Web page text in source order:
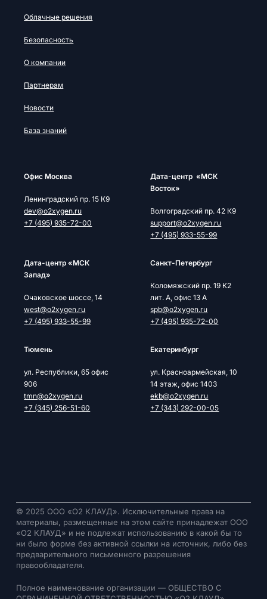
Облачные решения
Безопасность
О компании
Партнерам
Новости
База знаний
Офис Москва
Ленинградский пр. 15 К9
dev@o2xygen.ru
+7 (495) 935-72-00
Дата-центр «МСК
Восток»
Волгоградский пр. 42 К9
support@o2xygen.ru
+7 (495) 933-55-99
Дата-центр «МСК
Запад»
Очаковское шоссе, 14
west@o2xygen.ru
+7 (495) 933-55-99
Cанкт-Петербург
Коломяжский пр. 19 К2
лит. А, офис 13 А
spb@o2xygen.ru
+7 (495) 935-72-00
Тюмень
ул. Республики, 65 офис
906
tmn@o2xygen.ru
+7 (345) 256-51-60
Екатеринбург
ул. Красноармейская, 10
14 этаж, офис 1403
ekb@o2xygen.ru
+7 (343) 292-00-05
© 2025 ООО «О2 КЛАУД». Исключительные права на
материалы, размещенные на этом сайте принадлежат ООО
«О2 КЛАУД» и не подлежат использованию в какой бы то
ни было форме без активной ссылки на источник, либо без
предварительного письменного разрешения
правообладателя.
Полное наименование организации — ОБЩЕСТВО С